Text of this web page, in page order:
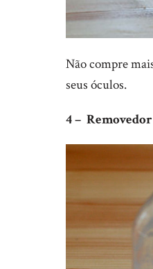
Não compre
seus óculos.
4 –